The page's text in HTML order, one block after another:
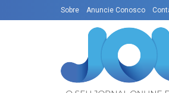
Sobre Anuncie Conosco